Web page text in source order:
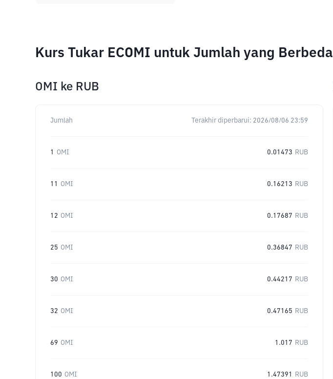
Kurs Tukar ECOMI untuk Jumlah yang Berbeda
OMI ke RUB
Jumlah Terakhir diperbarui: 2026/08/06 23:59
1 OMI 0.01473 RUB
11 OMI 0.16213 RUB
12 OMI 0.17687 RUB
25 OMI 0.36847 RUB
30 OMI 0.44217 RUB
32 OMI 0.47165 RUB
69 OMI 1.017 RUB
100 OMI 1.47391 RUB